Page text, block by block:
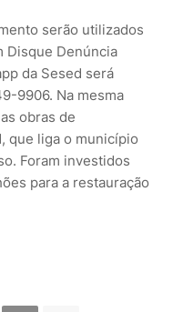
serão utilizados
Disque Denúncia
da Sesed será
9906. Na mesma
obras de
que liga o município
Foram investidos
para a restauração